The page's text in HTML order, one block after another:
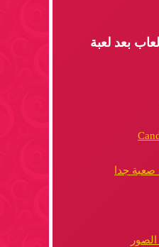
بعد لعبة
صعبة جدا
الصور